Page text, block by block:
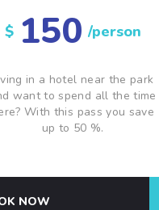
$ 150 /person
in a hotel near the park
want to spend all the time
With this pass you save
up to 50 %.
NOW